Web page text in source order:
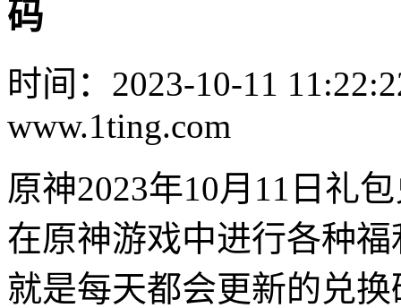
码
时间：2023-10-11
www.1ting.com
原神2023年10月11日礼
在原神游戏中进行各种
就是每天都会更新的兑